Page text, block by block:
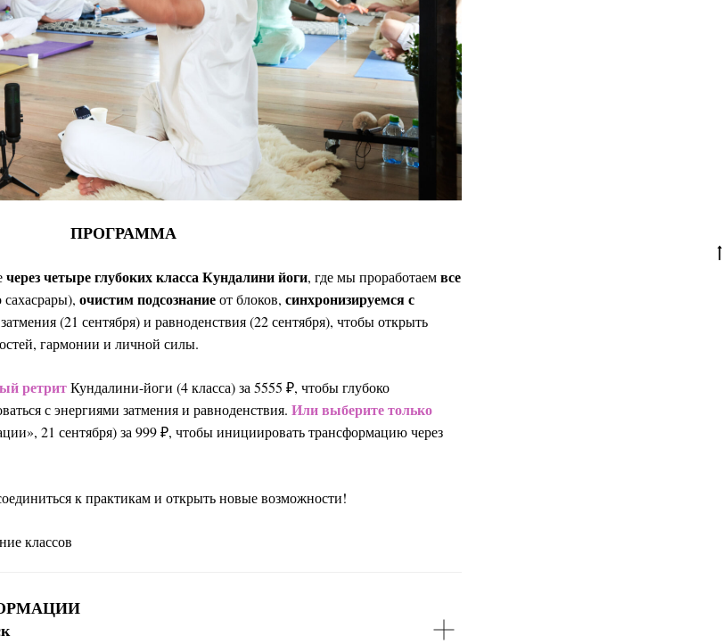
ПРОГРАММА
через четыре глубоких класса Кундалини йоги, где мы проработаемвсе
очистим подсознаниеот блоков, синхронизируемся с
(21 сентября) и равноденствия (22 сентября), чтобы открыть
гармонии и личной силы.
ретритКундалини-йоги (4 класса) за 5555 ₽, чтобы глубоко
с энергиями затмения и равноденствия. Или выберите только
21 сентября) за 999 ₽, чтобы инициировать трансформацию через
к практикам и открыть новые возможности!
классов